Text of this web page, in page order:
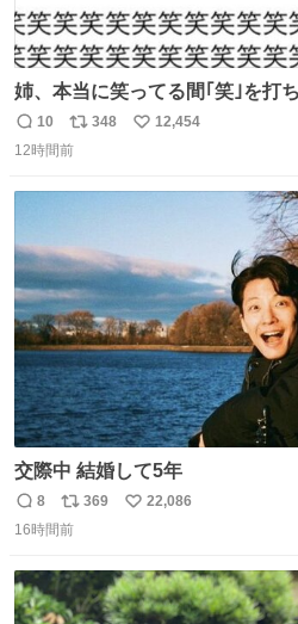
姉、本当に笑ってる間｢笑｣を打
返
信
10
リ
ポ
348
い
12,454
12時間前
交際中 結婚して5年
返
信
8
リ
ポ
ト
数
369
い
数
22,086
16時間前